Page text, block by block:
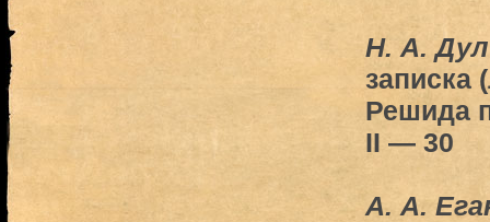
Н. А.
записка
Решида
II — 30
A. А.